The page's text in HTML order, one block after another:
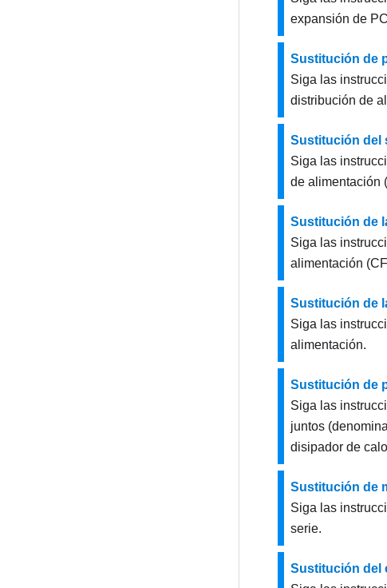
expansión de
Sustitución de
Siga las
distribución de
Sustitución del
Siga las
de alimentación
Sustitución de
Siga las
alimentación
Sustitución de
Siga las
alimentación.
Sustitución de
Siga las
juntos
disipador de
Sustitución de
Siga las
serie.
Sustitución del